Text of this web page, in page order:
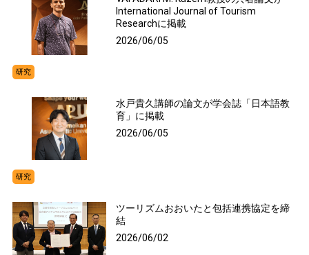
International Journal of Tourism
Researchに掲載
2026/06/05
研究
水戸貴久講師の論文が学会誌「日本語教
育」に掲載
2026/06/05
研究
ツーリズムおおいたと包括連携協定を締
結
2026/06/02